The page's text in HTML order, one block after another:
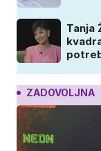
Tanja
ZADOVOLJNA